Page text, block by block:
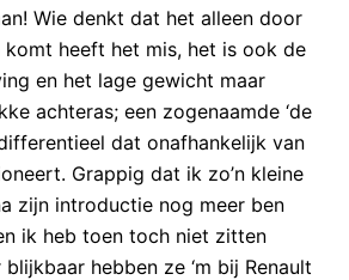
Wie denkt dat het alleen door
heeft het mis, het is ook de
en het lage gewicht maar
achteras; een zogenaamde ‘de
dat onafhankelijk van
Grappig dat ik zo’n kleine
zijn introductie nog meer ben
ik heb toen toch niet zitten
hebben ze ‘m bij Renault